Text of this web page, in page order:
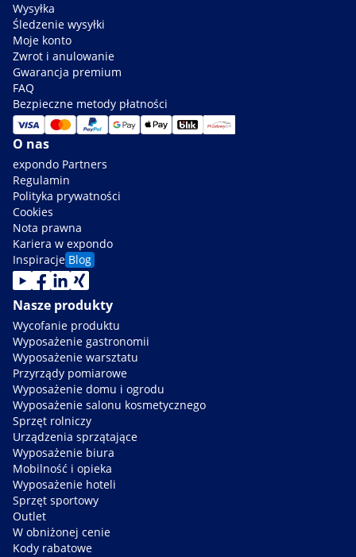
Wysyłka
Śledzenie wysyłki
Moje konto
Zwrot i anulowanie
Gwarancja premium
FAQ
Bezpieczne metody płatności
O nas
expondo Partners
Regulamin
Polityka prywatności
Cookies
Nota prawna
Kariera w expondo
Inspiracje Blog
Nasze produkty
Wycofanie produktu
Wyposażenie gastronomii
Wyposażenie warsztatu
Przyrządy pomiarowe
Wyposażenie domu i ogrodu
Wyposażenie salonu kosmetycznego
Sprzęt rolniczy
Urządzenia sprzątające
Wyposażenie biura
Mobilność i opieka
Wyposażenie hoteli
Sprzęt sportowy
Outlet
W obniżonej cenie
Kody rabatowe